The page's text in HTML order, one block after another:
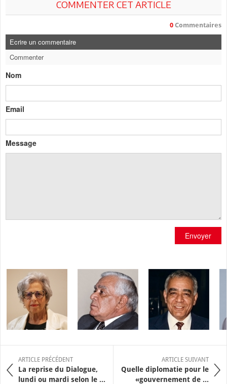
COMMENTER CET ARTICLE
0 Commentaires
Ecrire un commentaire
Commenter
Nom
Email
Message
Envoyer
ARTICLE PRÉCÉDENT
La reprise du Dialogue,
lundi ou mardi selon le ...
ARTICLE SUIVANT
Quelle diplomatie pour le
«gouvernement de ...